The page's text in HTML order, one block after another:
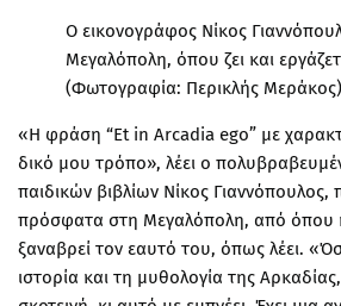
Ο εικονογράφος Νίκος
Μεγαλόπολη, όπου ζει και
(Φωτογραφία: Περικλής Μεράκος)
«Η φράση “Et in Arcadia ego” με
δικό μου τρόπο», λέει ο
παιδικών βιβλίων Νίκος
πρόσφατα στη Μεγαλόπολη, από όπου
ξαναβρεί τον εαυτό του, όπως λέει.
ιστορία και τη μυθολογία της